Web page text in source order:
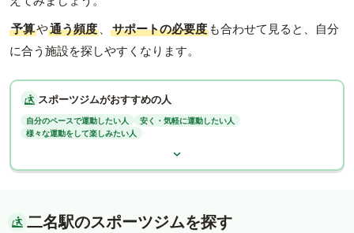
予算や通う頻度 、 サポートの必要度 も合わせて見ると、自分
に合う施設を探しやすくなります。
スポーツジムがおすすめの人
自分のペースで運動したい人
安く・気軽に運動したい人
様々な運動をして楽しみたい人
二名駅のスポーツジムを探す